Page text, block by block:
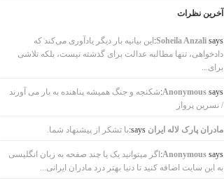
آخرین نظرات
Soheila Anzalisays:
این بیانیه بار دیگر یادآوری می‌کند که
دادخواهی، تنها مطالبه عدالت برای گذشته نیست، بلکه تلاشی
برای...
Anonymoussays:
شکنجه و جنگ همیشه پناهنده به بار می آورند
/ نسرین پرواز
مادران پارک لاله ایران says: با تشکر از پیشنهاد شما.
Anonymoussays:
اگر میتوانید یک یا چند صفحه به زبان انگلیسی
به این سایت اضافه کنید تا دنیا بهتر درد مادران ایرانی...